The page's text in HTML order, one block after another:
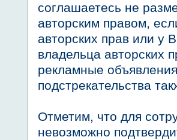
соглашаетесь не
авторским правом,
авторских прав или у
владельца авторских
рекламные
подстрекательства
Отметим, что для
невозможно